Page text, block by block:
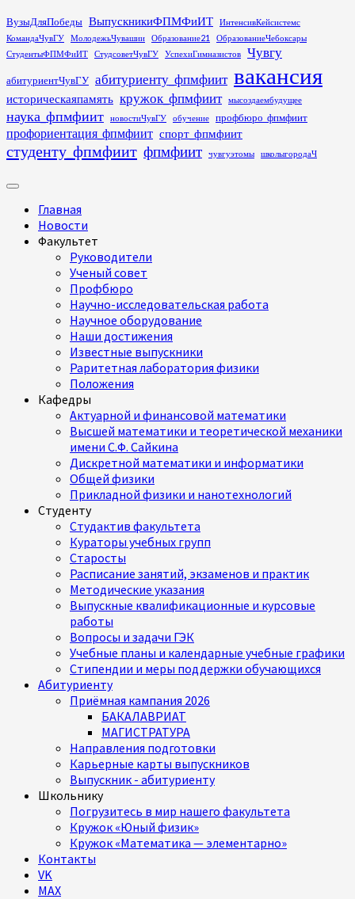
Перейти
к
содержимому
ВузыДляПобеды ВыпускникиФПМФиИТ
ИнтенсивКейсистемс
КомандаЧувГУ
МолодежьЧувашии Образование21
ОбразованиеЧебоксары
СтудентыФПМФиИТ
СтудсоветЧувГУ УспехиГимназистов Чувгу
абитуриентЧувГУ абитуриенту_фпмфиит вакансия
историческаяпамять кружок_фпмфиит мысоздаембудущее
наука_фпмфиит новостиЧувГУ обучение профбюро_фпмфиит
профориентация_фпмфиит спорт_фпмфиит
студенту_фпмфиит фпмфиит чувгуэтомы школыгородаЧ
Основное
Главная
Новости
Факультет
Руководители
Ученый совет
Профбюро
Научно-исследовательская работа
Научное оборудование
Наши достижения
Известные выпускники
Раритетная лаборатория физики
Положения
Кафедры
Актуарной и финансовой математики
Высшей математики и теоретической механики
имени С.Ф. Сайкина
Дискретной математики и информатики
Общей физики
Прикладной физики и нанотехнологий
Студенту
Студактив факультета
Кураторы учебных групп
Старосты
Расписание занятий, экзаменов и практик
Методические указания
Выпускные квалификационные и курсовые
работы
Вопросы и задачи ГЭК
Учебные планы и календарные учебные графики
Стипендии и меры поддержки обучающихся
Абитуриенту
Приёмная кампания 2026
БАКАЛАВРИАТ
МАГИСТРАТУРА
Направления подготовки
Карьерные карты выпускников
Выпускник - абитуриенту
Школьнику
Погрузитесь в мир нашего факультета
Кружок «Юный физик»
Кружок «Математика — элементарно»
Контакты
VK
MAX